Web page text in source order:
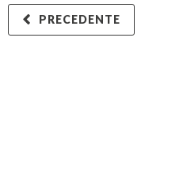
PRECEDENTE